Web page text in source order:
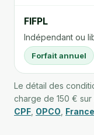
FIFPL
Indépendant ou
Forfait annuel
Le détail des
charge de 150 €
CPF OPCO